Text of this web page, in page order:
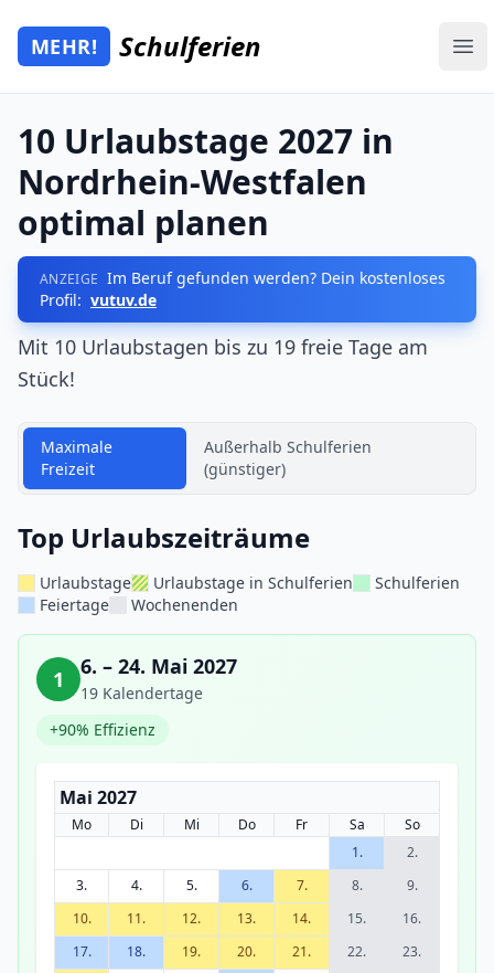
Zum Hauptinhalt springen
Mehr Schulferien
MEHR! Schulferien
10 Urlaubstage 2027 in
Nordrhein-Westfalen
optimal planen
ANZEIGE Im Beruf gefunden werden? Dein kostenloses
Profil: vutuv.de
Mit 10 Urlaubstagen bis zu 19 freie Tage am
Stück!
Maximale
Freizeit
Außerhalb Schulferien
(günstiger)
Top Urlaubszeiträume
Urlaubstage Urlaubstage in Schulferien
Schulferien
Feiertage
Wochenenden
1 6. – 24. Mai 2027
19 Kalendertage
+90% Effizienz
Mai 2027
Mo Di Mi Do Fr Sa
So
1.
2.
3.
4. 5. 6. 7. 8.
9.
10.
11. 12. 13. 14. 15.
16.
17.
18. 19. 20. 21. 22.
23.